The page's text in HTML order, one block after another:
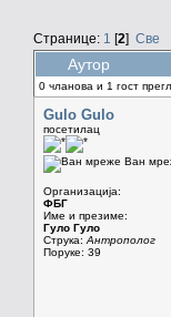
Странице: 1 [2] Све
Аутор
0 чланова и 1 гост
Gulo Gulo
посетилац
Ван
Организација:
ФБГ
Име и презиме:
Гуло Гуло
Струка: Антрополог
Поруке: 39